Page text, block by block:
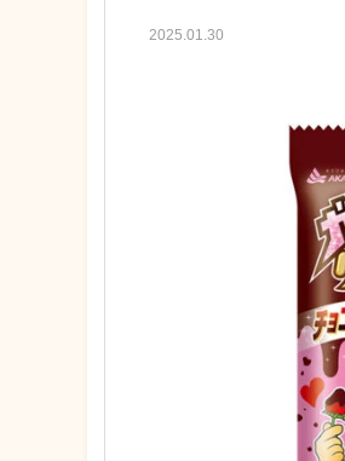
2025.01.30